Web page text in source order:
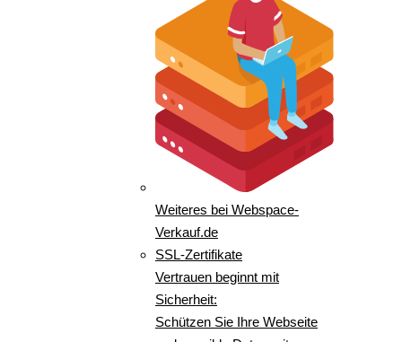
Weiteres bei Webspace-
Verkauf.de
SSL-Zertifikate
Vertrauen beginnt mit
Sicherheit:
Schützen Sie Ihre Webseite